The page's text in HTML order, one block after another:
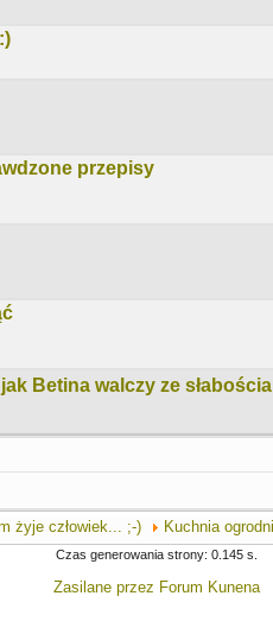
przepisy
Betina walczy ze
żyje człowiek... ;-) Kuchnia
Czas generowania strony: 0.145 s.
Zasilane przez Forum Kunena